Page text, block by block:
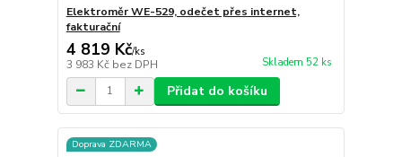
Elektroměr WE-529, odečet přes internet,
fakturační
4 819 Kč/ks
3 983 Kč bez DPH Skladem 52 ks
Přidat do košíku
Doprava ZDARMA